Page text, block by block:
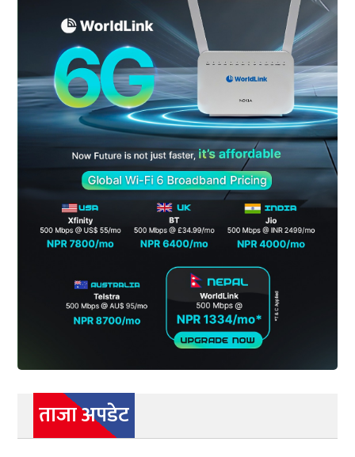
ताजा अपडेट